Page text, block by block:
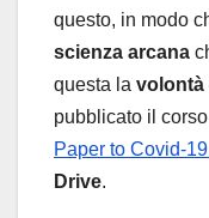
questo, in modo
scienza arcana
questa la volontà
pubblicato il corso
Paper to Covid-
Drive.